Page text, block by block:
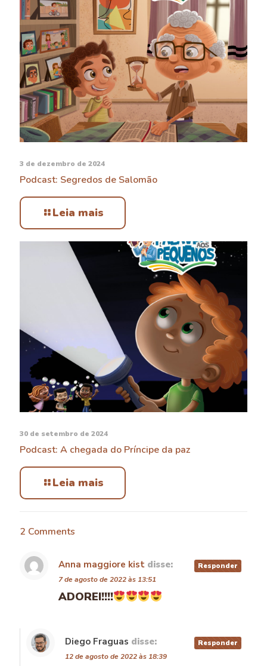
3 de dezembro de 2024
Podcast: Segredos de Salomão
Leia mais
30 de setembro de 2024
Podcast: A chegada do Príncipe da paz
Leia mais
2 Comments
Anna maggiore kist disse:
7 de agosto de 2022 às 13:51
ADOREI!!!!
Responder
Diego Fraguas disse:
12 de agosto de 2022 às 18:39
Responder